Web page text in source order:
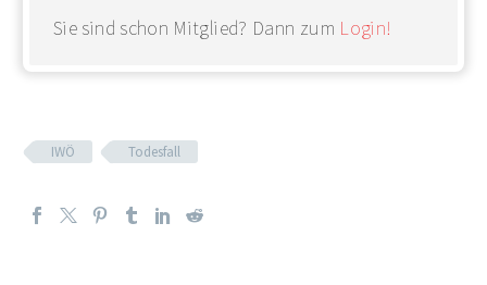
Sie sind schon Mitglied? Dann zum Login!
IWÖ Todesfall